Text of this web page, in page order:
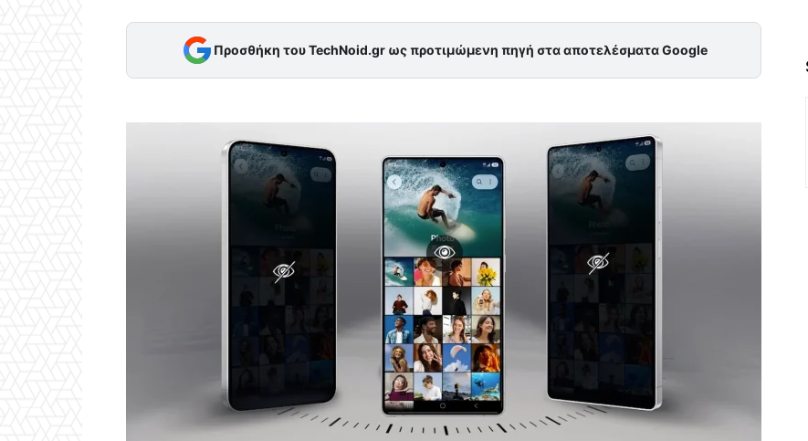
Προσθήκη του TechNoid.gr ως προτιμώμενη πηγή στα αποτελέσματα Google